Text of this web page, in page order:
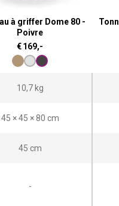
à griffer Dome 80 -
Poivre
€169,-
10,7 kg
45 × 45 × 80 cm
45 cm
-